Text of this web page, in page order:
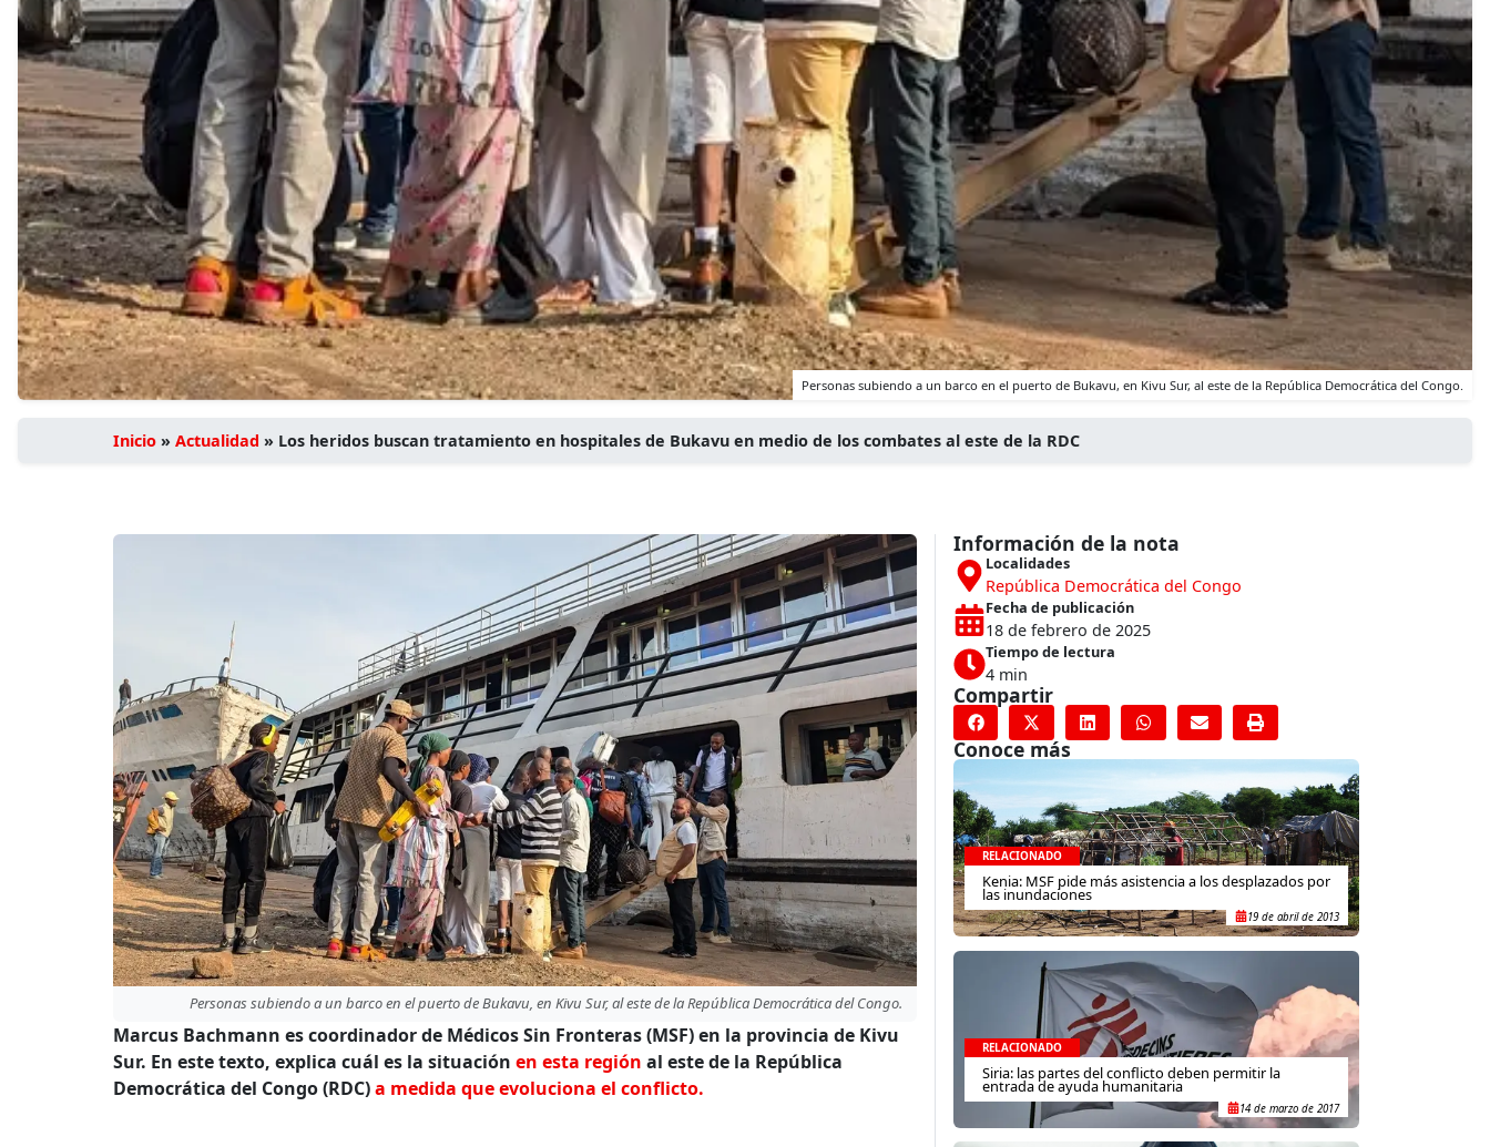
Personas subiendo a un barco en el puerto de Bukavu, en Kivu Sur, al este de la República Democrática del Congo.
Inicio » Actualidad » Los heridos buscan tratamiento en hospitales de Bukavu en medio de los combates al este de la RDC
Personas subiendo a un barco en el puerto de Bukavu, en Kivu Sur, al este de la República Democrática del Congo.
Marcus Bachmann es coordinador de Médicos Sin Fronteras (MSF) en la provincia de Kivu
Sur. En este texto, explica cuál es la situación en esta región al este de la República
Democrática del Congo (RDC)a medida que evoluciona el conflicto.
Información de la nota
Localidades
República Democrática del Congo
Fecha de publicación
18 de febrero de 2025
Tiempo de lectura
4 min
Compartir
Conoce más
RELACIONADO
Kenia: MSF pide más asistencia a los desplazados por
las inundaciones
19 de abril de 2013
RELACIONADO
Siria: las partes del conflicto deben permitir la
entrada de ayuda humanitaria
14 de marzo de 2017